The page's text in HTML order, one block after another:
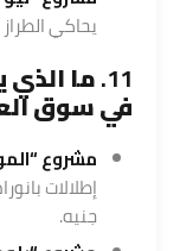
يحاكي
11. ما
في سوق
مشروع
جنيه.